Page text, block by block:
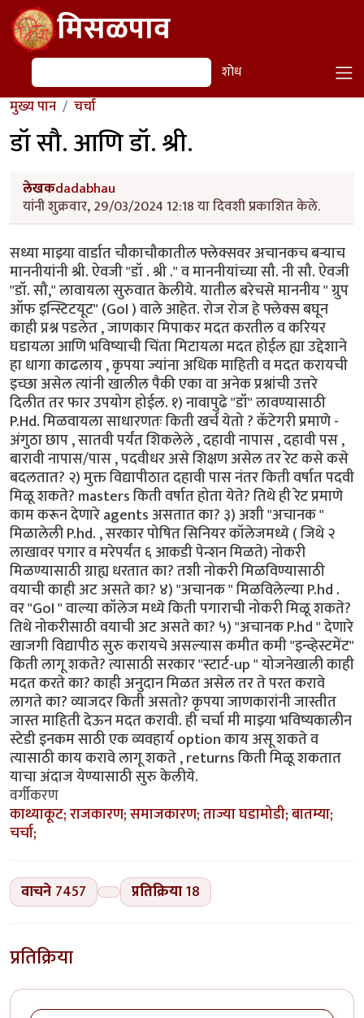
Skip to main contentमिसळपाव
शोध शोध
मुख्य पान चर्चा
डॉ सौ. आणि डॉ. श्री.
लेखकdadabhau
यांनी शुक्रवार, 29/03/2024 12:18 या दिवशी प्रकाशित केले.
सध्या माझ्या वार्डात चौकाचौकातील फ्लेक्सवर अचानकच बऱ्याच
माननीयांनी श्री. ऐवजी "डॉ . श्री ." व माननीयांच्या सौ. नी सौ. ऐवजी
"डॉ. सौ," लावायला सुरुवात केलीये. यातील बरेचसे माननीय " ग्रुप
ऑफ इन्स्टिटयूट" (GoI ) वाले आहेत. रोज रोज हे फ्लेक्स बघून
काही प्रश्न पडलेत , जाणकार मिपाकर मदत करतील व करियर
घडायला आणि भविष्याची चिंता मिटायला मदत होईल ह्या उद्देशाने
हा धागा काढलाय , कृपया ज्यांना अधिक माहिती व मदत करायची
इच्छा असेल त्यांनी खालील पैकी एका वा अनेक प्रश्नांची उत्तरे
दिलीत तर फार उपयोग होईल. १) नावापुढे "डॉ" लावण्यासाठी
P.Hd. मिळवायला साधारणतः किती खर्च येतो ? कॅटेगरी प्रमाणे -
अंगुठा छाप , सातवी पर्यंत शिकलेले , दहावी नापास , दहावी पस ,
बारावी नापास/पास , पदवीधर असे शिक्षण असेल तर रेट कसे कसे
बदलतात? २) मुक्त विद्यापीठात दहावी पास नंतर किती वर्षात पदवी
मिळू शकते? masters किती वर्षात होता येते? तिथे ही रेट प्रमाणे
काम करून देणारे agents असतात का? ३) अशी "अचानक "
मिळालेली P.hd. , सरकार पोषित सिनियर कॉलेजमध्ये ( जिथे २
लाखावर पगार व मरेपर्यंत ६ आकडी पेन्शन मिळते) नोकरी
मिळण्यासाठी ग्राह्य धरतात का? तशी नोकरी मिळविण्यासाठी
वयाची काही अट असते का? ४) "अचानक " मिळविलेल्या P.hd .
वर "GoI " वाल्या कॉलेज मध्ये किती पगाराची नोकरी मिळू शकते?
तिथे नोकरीसाठी वयाची अट असते का? ५) "अचानक P.hd " देणारे
खाजगी विद्यापीठ सुरु करायचे असल्यास कमीत कमी "इन्व्हेस्टमेंट"
किती लागू शकते? त्यासाठी सरकार "स्टार्ट-up " योजनेखाली काही
मदत करते का? काही अनुदान मिळत असेल तर ते परत करावे
लागते का? व्याजदर किती असतो? कृपया जाणकारांनी जास्तीत
जास्त माहिती देऊन मदत करावी. ही चर्चा मी माझ्या भविष्यकालीन
स्टेडी इनकम साठी एक व्यवहार्य option काय असू शकते व
त्यासाठी काय करावे लागू शकते , returns किती मिळू शकतात
याचा अंदाज येण्यासाठी सुरु केलीये.
वर्गीकरण
काथ्याकूट; राजकारण; समाजकारण; ताज्या घडामोडी; बातम्या;
चर्चा;
वाचने 7457 प्रतिक्रिया18
प्रतिक्रिया